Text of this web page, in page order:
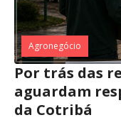
Agronegócio
Por trás das
aguardam
da Cotribá